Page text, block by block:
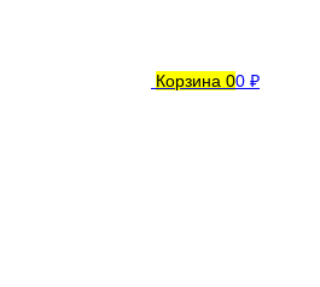
Корзина 00 ₽